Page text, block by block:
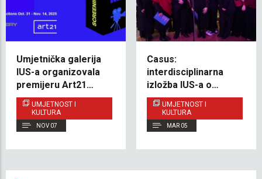
Umjetnička galerija
IUS-a organizovala
premijeru Art21
serijala: „ Artists and
the Unknown”
UMJETNOST I
KULTURA
NOV 07
Casus:
interdisciplinarna
izložba IUS-a o
globalnom patosu i
lokalnom kara-
sevdahu
UMJETNOST I
KULTURA
MAR 05